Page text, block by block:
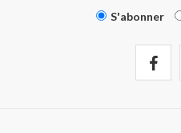
S'abonner